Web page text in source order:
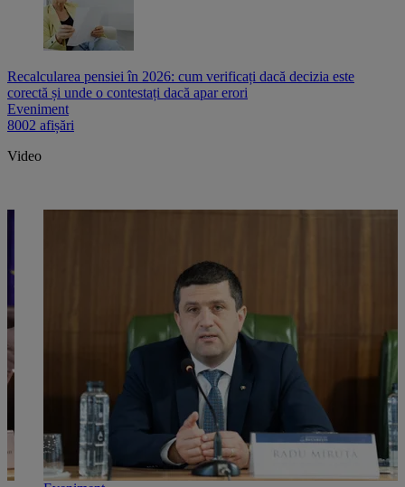
Recalcularea pensiei în 2026: cum verificați dacă decizia este
corectă și unde o contestați dacă apar erori
Eveniment
8002 afișări
Video